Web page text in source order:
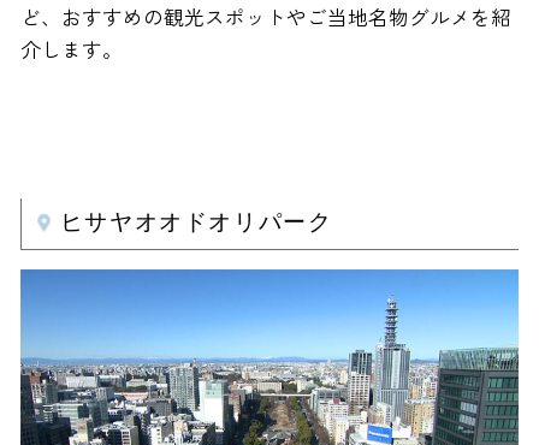
ど、おすすめの観光スポットやご当地名物グルメを紹
介します。
ヒサヤオオドオリパーク